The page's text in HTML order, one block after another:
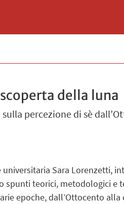
della luna
percezione di sè
Sara Lorenzetti,
spunti teorici, metodologici e
epoche, dall’Ottocento